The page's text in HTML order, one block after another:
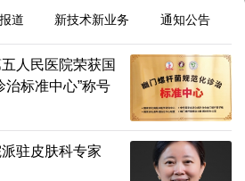
道 新技术新业务 通知公告
人民医院荣获国
治标准中心”称号
驻皮肤科专家